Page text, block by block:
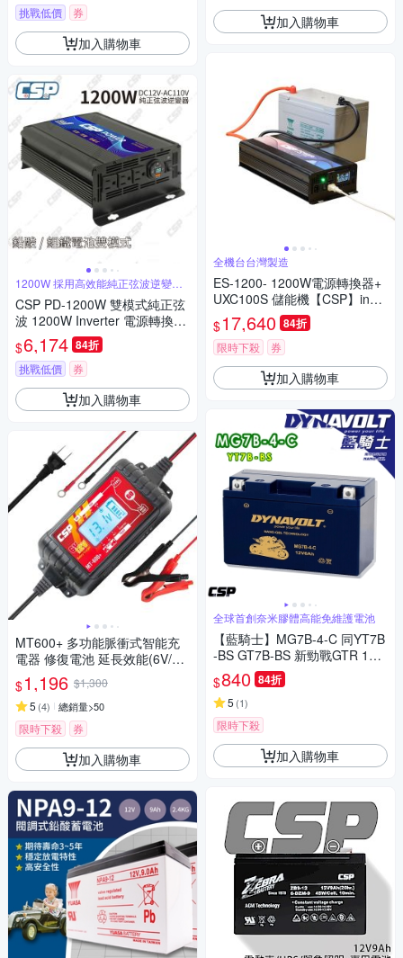
挑戰低價 券
加入購物車
1200W 採用高效能純正弦波逆變技
CSP PD-1200W 雙模式純正弦
波 1200W Inverter 電源轉換器
轉換器 逆變器 備用電源 露營行
動電源 台灣制造
$6,174 84折
挑戰低價 券
加入購物車
MT600+ 多功能脈衝式智能充
電器 修復電池 延長效能(6V/12
V)兒童玩具 汽車 機車 貨車 MF
EFB AGM
$1,196 $1,300
5 (4) 總銷量>50
限時下殺 券
加入購物車
加入購物車
全機台台灣製造
ES-1200- 1200W電源轉換器+
UXC100S 儲能機【CSP】inver
ter 電源轉換 直流轉交流 露營
戶外 行動餐車 台灣製造
$17,640 84折
限時下殺 券
加入購物車
全球首創奈米膠體高能免維護電池
【藍騎士】MG7B-4-C 同YT7B
-BS GT7B-BS 新勁戰GTR 125
SMAX 155 奈米膠體電池 電瓶
機車電池 換電池
$840 84折
5 (1)
限時下殺
加入購物車